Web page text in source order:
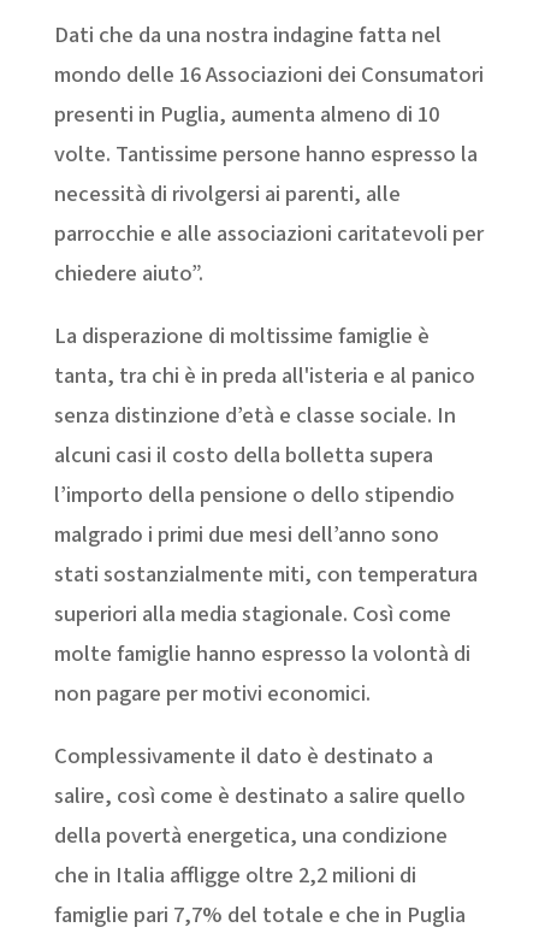
Dati che da una nostra indagine fatta nel
mondo delle 16 Associazioni dei Consumatori
presenti in Puglia, aumenta almeno di 10
volte. Tantissime persone hanno espresso la
necessità di rivolgersi ai parenti, alle
parrocchie e alle associazioni caritatevoli per
chiedere aiuto”.
La disperazione di moltissime famiglie è
tanta, tra chi è in preda all'isteria e al panico
senza distinzione d’età e classe sociale. In
alcuni casi il costo della bolletta supera
l’importo della pensione o dello stipendio
malgrado i primi due mesi dell’anno sono
stati sostanzialmente miti, con temperatura
superiori alla media stagionale. Così come
molte famiglie hanno espresso la volontà di
non pagare per motivi economici.
Complessivamente il dato è destinato a
salire, così come è destinato a salire quello
della povertà energetica, una condizione
che in Italia affligge oltre 2,2 milioni di
famiglie pari 7,7% del totale e che in Puglia